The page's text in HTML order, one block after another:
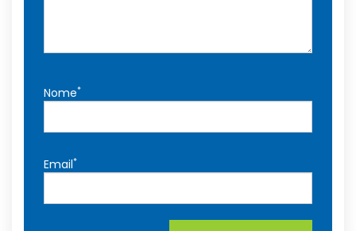
Nome*
Email*